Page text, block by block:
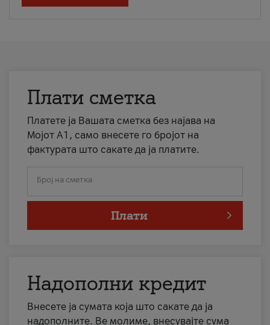
Плати сметка
Платете ја Вашата сметка без најава на
Мојот А1, само внесете го бројот на
фактурата што сакате да ја платите.
Број на сметка
Плати
Надополни кредит
Внесете ја сумата која што сакате да ја
надополните. Ве молиме, внесувајте сума